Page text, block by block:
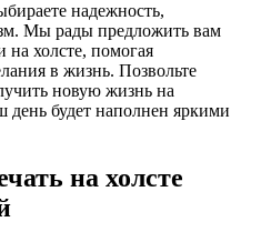
надежность,
Мы рады предложить вам
на холсте, помогая
в жизнь. Позвольте
новую жизнь на
день будет наполнен яркими
на холсте